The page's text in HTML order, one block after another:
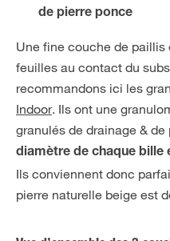
de pierre ponce
Une fine couche de
feuilles au contact du
recommandons ici les
Indoor. Ils ont une
granulés de drainage &
diamètre de chaque bille
Ils conviennent donc
pierre naturelle beige est